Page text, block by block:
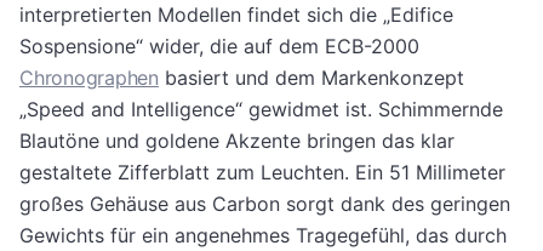
interpretierten Modellen findet sich die „Edifice
Sospensione“ wider, die auf dem ECB-2000
Chronographen basiert und dem Markenkonzept
„Speed and Intelligence“ gewidmet ist. Schimmernde
Blautöne und goldene Akzente bringen das klar
gestaltete Zifferblatt zum Leuchten. Ein 51 Millimeter
großes Gehäuse aus Carbon sorgt dank des geringen
Gewichts für ein angenehmes Tragegefühl, das durch